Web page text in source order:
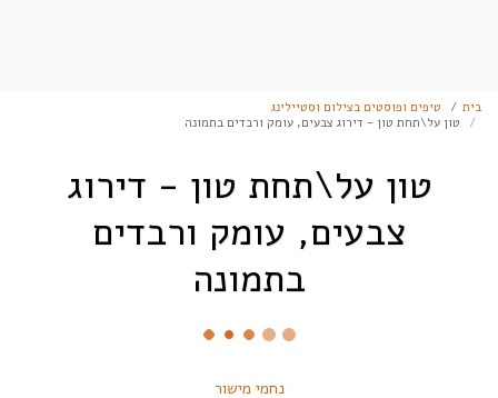
בית
טיפים ופוסטים בצילום וסטיילינג
טון על\תחת טון - דירוג צבעים, עומק ורבדים בתמונה
טון על\תחת טון - דירוג
צבעים, עומק ורבדים
בתמונה
נחמי מישור